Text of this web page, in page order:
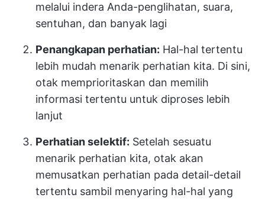
melalui indera Anda-penglihatan, suara,
sentuhan, dan banyak lagi
Penangkapan perhatian: Hal-hal tertentu
lebih mudah menarik perhatian kita. Di sini,
otak memprioritaskan dan memilih
informasi tertentu untuk diproses lebih
lanjut
Perhatian selektif: Setelah sesuatu
menarik perhatian kita, otak akan
memusatkan perhatian pada detail-detail
tertentu sambil menyaring hal-hal yang